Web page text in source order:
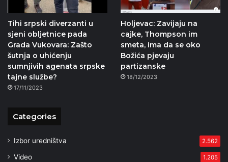
Tihi srpski diverzanti u
sjeni obljetnice pada
Grada Vukovara: Zašto
šutnja o uhićenju
sumnjivih agenata srpske
tajne službe?
17/11/2023
Holjevac: Zavijaju na
cajke, Thompson im
smeta, ima da se oko
Božića pjevaju
partizanske
18/12/2023
Categories
Izbor uredništva 2.562
Video 1.205